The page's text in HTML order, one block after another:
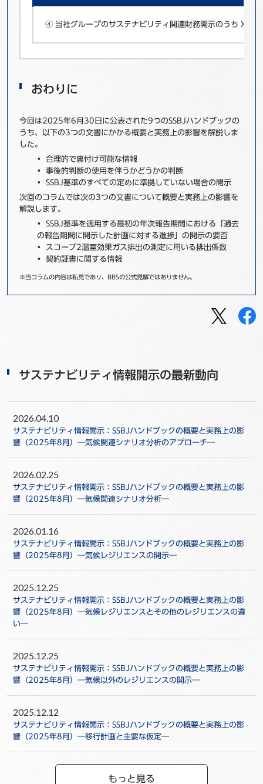
④ 当社グループのサステナビリティ関連財務開示のうち X．
おわりに
今回は2025年6月30日に公表された9つのSSBJハンドブックの
うち、以下の3つの文書にかかる概要と実務上の影響を解説しま
した。
合理的で裏付け可能な情報
事後的判断の使用を伴うかどうかの判断
SSBJ基準のすべての定めに準拠していない場合の開示
次回のコラムでは次の3つの文書について概要と実務上の影響を
解説します。
SSBJ基準を適用する最初の年次報告期間における「過去
の報告期間に開示した計画に対する進捗」の開示の要否
スコープ2温室効果ガス排出の測定に用いる排出係数
契約証書に関する情報
※当コラムの内容は私見であり、BBSの公式見解ではありません。
サステナビリティ情報開示の最新動向
2026.04.10
サステナビリティ情報開示：SSBJハンドブックの概要と実務上の影
響（2025年8月）―気候関連シナリオ分析のアプローチ―
2026.02.25
サステナビリティ情報開示：SSBJハンドブックの概要と実務上の影
響（2025年8月）―気候関連シナリオ分析―
2026.01.16
サステナビリティ情報開示：SSBJハンドブックの概要と実務上の影
響（2025年8月）―気候レジリエンスの開示―
2025.12.25
サステナビリティ情報開示：SSBJハンドブックの概要と実務上の影
響（2025年8月）―気候レジリエンスとその他のレジリエンスの違
い―
2025.12.25
サステナビリティ情報開示：SSBJハンドブックの概要と実務上の影
響（2025年8月）―気候以外のレジリエンスの開示―
2025.12.12
サステナビリティ情報開示：SSBJハンドブックの概要と実務上の影
響（2025年8月）―移行計画と主要な仮定―
もっと見る